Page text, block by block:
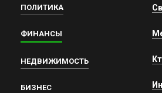
ПОЛИТИКА
ФИНАНСЫ
НЕДВИЖИМОСТЬ
БИЗНЕС